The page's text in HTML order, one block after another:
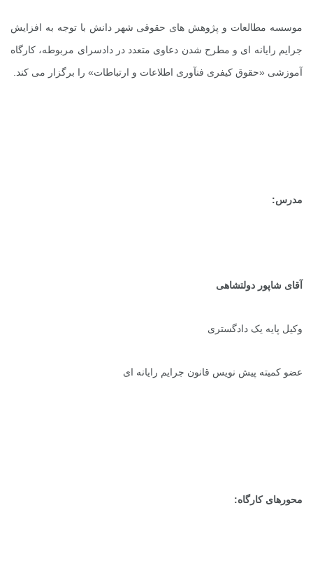
موسسه مطالعات و پژوهش های حقوقی شهر دانش با توجه به افزایش
جرایم رایانه ای و مطرح شدن دعاوی متعدد در دادسرای مربوطه، کارگاه
آموزشی «حقوق کیفری فنآوری اطلاعات و ارتباطات» را برگزار می کند.
مدرس:
آقای شاپور دولتشاهی
وکیل پایه یک دادگستری
عضو کمیته پیش نویس قانون جرایم رایانه ای
محورهای کارگاه: